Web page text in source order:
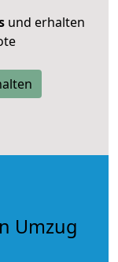
und erhalten
Umzug